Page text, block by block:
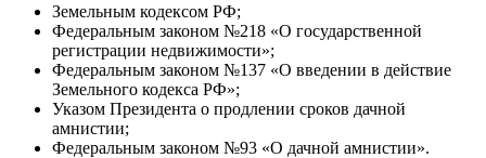
Земельным кодексом РФ;
Федеральным законом №218 «О государственной
регистрации недвижимости»;
Федеральным законом №137 «О введении в действие
Земельного кодекса РФ»;
Указом Президента о продлении сроков дачной
амнистии;
Федеральным законом №93 «О дачной амнистии».